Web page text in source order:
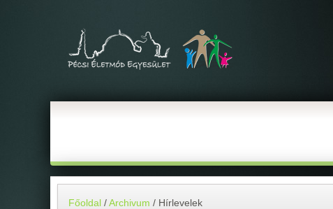
Főoldal /Archivum / Hírlevelek